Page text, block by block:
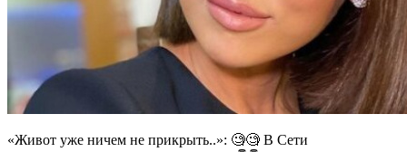
«Живот yжe ничем не прикрыть..»: 🧐🧐 В Сети